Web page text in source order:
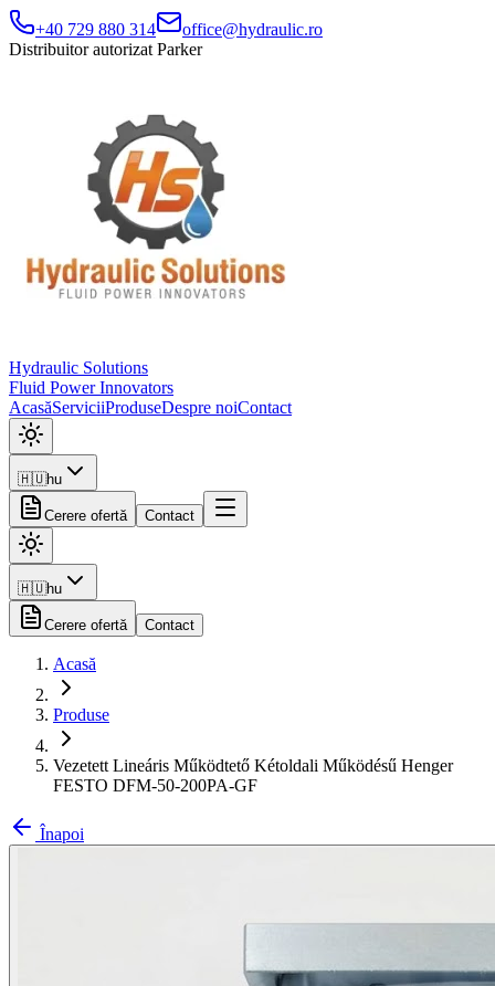
+40 729 880 314
office@hydraulic.ro
Distribuitor autorizat Parker
Hydraulic Solutions
Fluid Power Innovators
AcasăServiciiProduseDespre noiContact
🇭🇺hu
Cerere ofertă Contact
🇭🇺hu
Cerere ofertă Contact
Acasă
Produse
Vezetett Lineáris Működtető Kétoldali Működésű Henger
FESTO DFM-50-200PA-GF
Înapoi